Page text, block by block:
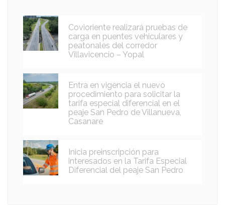
Covioriente realizará pruebas de
carga en puentes vehiculares y
peatonales del corredor
Villavicencio – Yopal
Entra en vigencia el nuevo
procedimiento para solicitar la
tarifa especial diferencial en el
peaje San Pedro de Villanueva,
Casanare
Inicia preinscripción para
interesados en la Tarifa Especial
Diferencial del peaje San Pedro